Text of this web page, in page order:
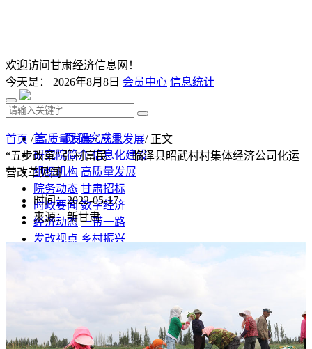
欢迎访问甘肃经济信息网！
今天是： 2026年8月8日 会员中心 信息统计
首 页 研究成果
研究院简介 信息化建设
组织机构 高质量发展
院务动态 甘肃招标
时政要闻 数字经济
经济动态 一带一路
发改视点 乡村振兴
投资分析
发展规划
首页 /高质量发展/产业发展/ 正文
“五步改革” 强村富民 ——临泽县昭武村村集体经济公司化运
营改革见闻
时间：2022-05-17
来源：新甘肃